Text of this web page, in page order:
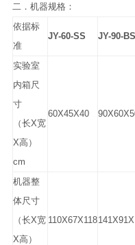
二． 机器规格：
依据标
准
JY-60-SS JY-90-BS
实验室
内箱尺
寸
（长X宽
X高）
cm
60X45X40
机器整
体尺寸
（长X宽
X高）
110X67X118